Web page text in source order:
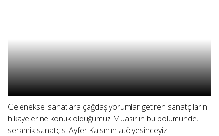
Geleneksel sanatlara çağdaş yorumlar getiren sanatçıların
hikayelerine konuk olduğumuz Muasır'ın bu bölümünde,
seramik sanatçısı Ayfer Kalsın'ın atölyesindeyiz.